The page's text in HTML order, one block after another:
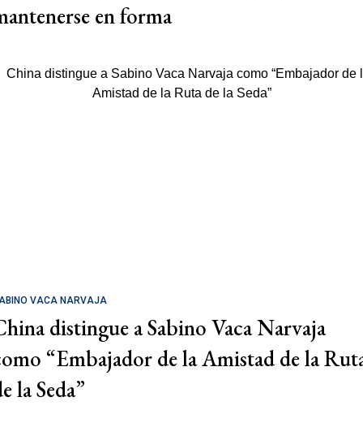
en forma
VACA NARVAJA
distingue a Sabino Vaca Narvaja
“Embajador de la Amistad de la
la Seda”